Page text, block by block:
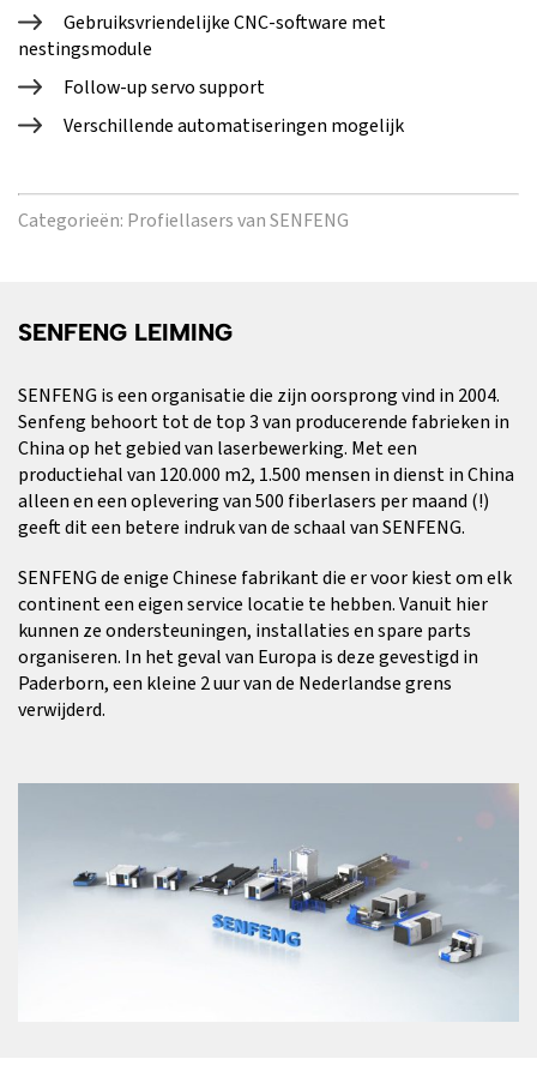
Gebruiksvriendelijke CNC-software met
nestingsmodule
Follow-up servo support
Verschillende automatiseringen mogelijk
Categorieën: Profiellasers van SENFENG
SENFENG LEIMING
SENFENG is een organisatie die zijn oorsprong vind in 2004.
Senfeng behoort tot de top 3 van producerende fabrieken in
China op het gebied van laserbewerking. Met een
productiehal van 120.000 m2, 1.500 mensen in dienst in China
alleen en een oplevering van 500 fiberlasers per maand (!)
geeft dit een betere indruk van de schaal van SENFENG.
SENFENG de enige Chinese fabrikant die er voor kiest om elk
continent een eigen service locatie te hebben. Vanuit hier
kunnen ze ondersteuningen, installaties en spare parts
organiseren. In het geval van Europa is deze gevestigd in
Paderborn, een kleine 2 uur van de Nederlandse grens
verwijderd.